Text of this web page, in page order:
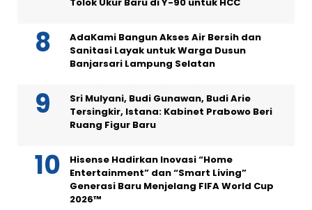
AdaKami Bangun Akses Air Bersih dan
Sanitasi Layak untuk Warga Dusun
Banjarsari Lampung Selatan
Sri Mulyani, Budi Gunawan, Budi Arie
Tersingkir, Istana: Kabinet Prabowo Beri
Ruang Figur Baru
Hisense Hadirkan Inovasi “Home
Entertainment” dan “Smart Living”
Generasi Baru Menjelang FIFA World Cup
2026™